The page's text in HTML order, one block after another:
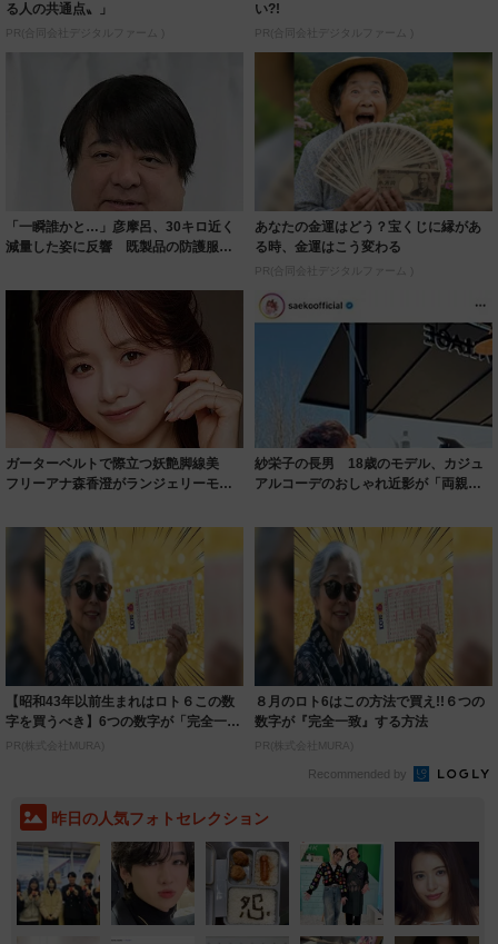
る人の共通点〟」
PR(合同会社デジタルファーム )
い?!
PR(合同会社デジタルファーム )
「一瞬誰かと…」彦摩呂、30キロ近く
減量した姿に反響 既製品の防護服が
あなたの金運はどう？宝くじに縁があ
る時、金運はこう変わる
PR(合同会社デジタルファーム )
ガーターベルトで際立つ妖艶脚線美
フリーアナ森香澄がランジェリーモデ
紗栄子の長男 18歳のモデル、カジュ
アルコーデのおしゃれ近影が「両親の
【昭和43年以前生まれはロト６この数
字を買うべき】6つの数字が「完全一
致」する方...
PR(株式会社MURA)
８月のロト6はこの方法で買え!!６つの
数字が『完全一致』する方法
PR(株式会社MURA)
Recommended by
昨日の人気フォトセレクション